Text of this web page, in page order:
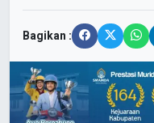
Bagikan :